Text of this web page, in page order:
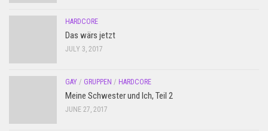
HARDCORE
Das wärs jetzt
JULY 3, 2017
GAY / GRUPPEN / HARDCORE
Meine Schwester und Ich, Teil 2
JUNE 27, 2017